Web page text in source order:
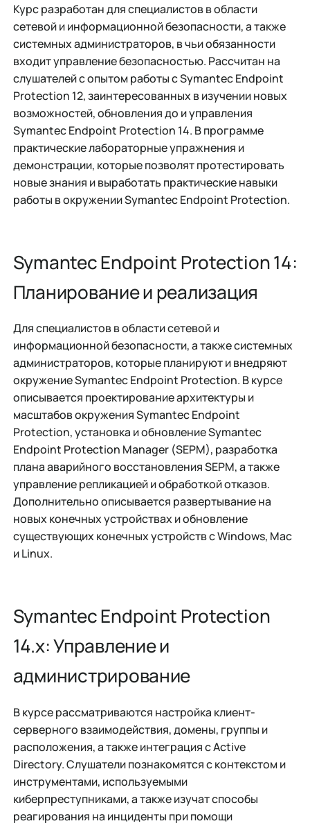
Курс разработан для специалистов в области
сетевой и информационной безопасности, а также
системных администраторов, в чьи обязанности
входит управление безопасностью. Рассчитан на
слушателей с опытом работы с Symantec Endpoint
Protection 12, заинтересованных в изучении новых
возможностей, обновления до и управления
Symantec Endpoint Protection 14. В программе
практические лабораторные упражнения и
демонстрации, которые позволят протестировать
новые знания и выработать практические навыки
работы в окружении Symantec Endpoint Protection.
Symantec Endpoint Protection 14:
Планирование и реализация
Для специалистов в области сетевой и
информационной безопасности, а также системных
администраторов, которые планируют и внедряют
окружение Symantec Endpoint Protection. В курсе
описывается проектирование архитектуры и
масштабов окружения Symantec Endpoint
Protection, установка и обновление Symantec
Endpoint Protection Manager (SEPM), разработка
плана аварийного восстановления SEPM, а также
управление репликацией и обработкой отказов.
Дополнительно описывается развертывание на
новых конечных устройствах и обновление
существующих конечных устройств с Windows, Mac
и Linux.
Symantec Endpoint Protection
14.x: Управление и
администрирование
В курсе рассматриваются настройка клиент-
серверного взаимодействия, домены, группы и
расположения, а также интеграция с Active
Directory. Слушатели познакомятся с контекстом и
инструментами, используемыми
киберпреступниками, а также изучат способы
реагирования на инциденты при помощи